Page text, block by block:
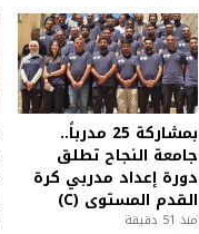
بمشاركة 25 مدرباً..
جامعة النجاح تطلق
دورة إعداد مدربي كرة
القدم المستوى (C)
منذ 51 دقيقة